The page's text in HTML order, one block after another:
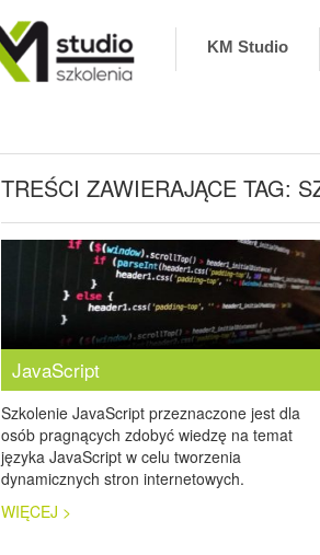
KM Studio
TREŚCI ZAWIERAJĄCE TAG:
JavaScript
Szkolenie JavaScript przeznaczone jest dla
osób pragnących zdobyć wiedzę na temat
języka JavaScript w celu tworzenia
dynamicznych stron internetowych.
WIĘCEJ >